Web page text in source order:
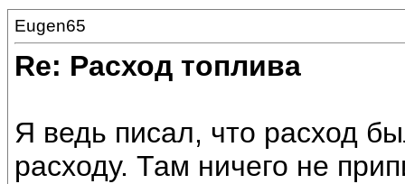
Eugen65
Re: Расход топлива
Я ведь писал, что расход
расходу. Там ничего не